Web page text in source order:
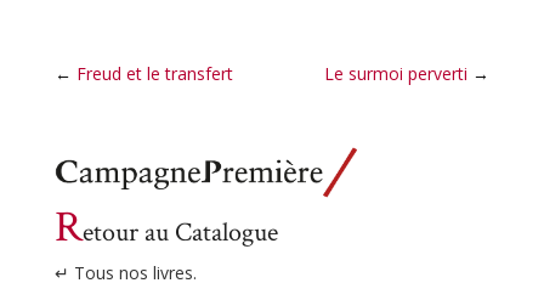
← Freud et le transfert Le surmoi perverti →
Retour au Catalogue
↵ Tous nos livres.